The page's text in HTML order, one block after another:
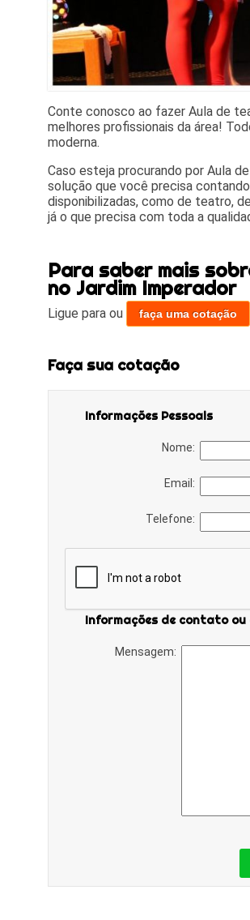
Conte conosco ao fazer Aula de
melhores profissionais da área!
moderna.
Caso esteja procurando por Aula
solução que você precisa
disponibilizadas, como de teatro,
já o que precisa com toda a
Para saber mais
no Jardim Imperador
Ligue para ou faça uma cotação
Faça sua cotação
Informações Pessoais
Nome:
Email:
Telefone:
Informações de contato
Mensagem: